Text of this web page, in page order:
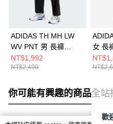
ADIDAS TH MH LW
WV PNT 男 長褲
KR2551
NT$1,992
NT$2,490
女 長
你可能有興趣的商品全站
歡